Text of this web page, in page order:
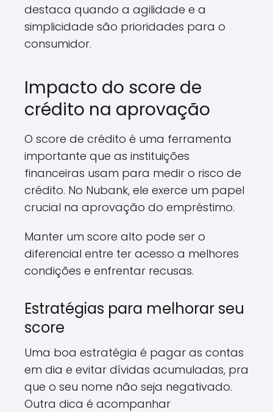
destaca quando a agilidade e a
simplicidade são prioridades para o
consumidor.
Impacto do score de
crédito na aprovação
O score de crédito é uma ferramenta
importante que as instituições
financeiras usam para medir o risco de
crédito. No Nubank, ele exerce um papel
crucial na aprovação do empréstimo.
Manter um score alto pode ser o
diferencial entre ter acesso a melhores
condições e enfrentar recusas.
Estratégias para melhorar seu
score
Uma boa estratégia é pagar as contas
em dia e evitar dívidas acumuladas, pra
que o seu nome não seja negativado.
Outra dica é acompanhar